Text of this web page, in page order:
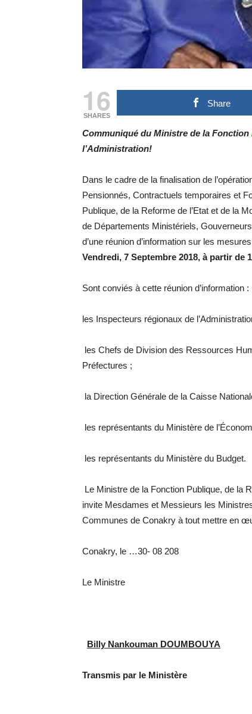
16
SHARES
Share
Communiqué du Ministre de la Fonction
l’Administration!
Dans le cadre de la finalisation de
Pensionnés, Contractuels temporaires et
Publique, de la Reforme de l’Etat et de la
de Départements Ministériels,
d’une réunion d’information sur les
Vendredi, 7 Septembre 2018, à partir de
Sont conviés à cette réunion d’information :
les Inspecteurs régionaux de
les Chefs de Division des Ressources
Préfectures ;
la Direction Générale de la Caisse
les représentants du Ministère de
les représentants du Ministère du Budget.
Le Ministre de la Fonction Publique, de la
invite Mesdames et Messieurs les
Communes de Conakry à tout mettre en
Conakry, le …30- 08 208
Le Ministre
Billy Nankouman DOUMBOUYA
Transmis par le Ministère